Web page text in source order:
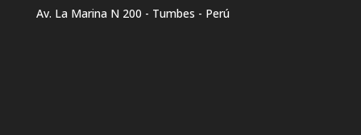
Av. La Marina N 200 - Tumbes - Perú